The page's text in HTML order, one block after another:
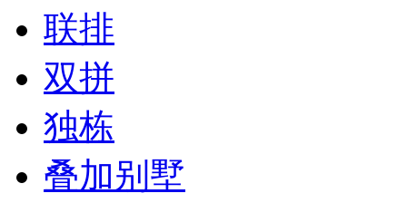
联排
双拼
独栋
叠加别墅